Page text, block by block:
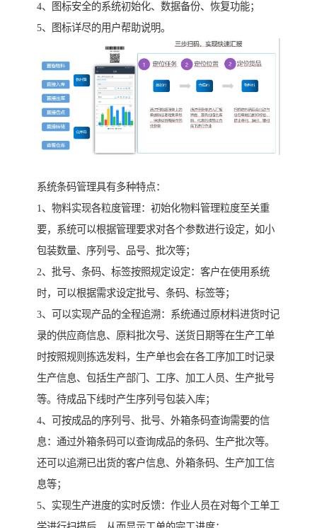
4、图标安全的系统初始化、数据备份、恢复功能；
5、图标详尽的用户帮助说明。
系统条码管理具有多种特点：
1、物料实现各粒度管理：初始化物料管理粒度至关重
要，系统可以根据管理要求对各个参数进行设定，如小
包装数量、序列号、品号、批次等；
2、批号、条码、标签按照规定设定：客户在使用系统
时，可以根据需求设定批号、条码、标签等；
3、可以实现产品的全程追溯：系统通过原材料进货时记
录的供应商信息、原料批次号、送货日期等在生产工单
时按照规则拣选发料，生产单也会在各工序加工时记录
生产信息、包括生产部门、工序、加工人员、生产批号
等。待成品下线时产生序列号包装入库；
4、可按成品的序列号、批号、外箱条码查询需要的信
息：通过外箱条码可以查询成品的条码、生产批次等。
还可以追溯已出货的客户信息、外箱条码、生产加工信
息等；
5、实现生产进度的实时反馈：作业人员在对每个工单工